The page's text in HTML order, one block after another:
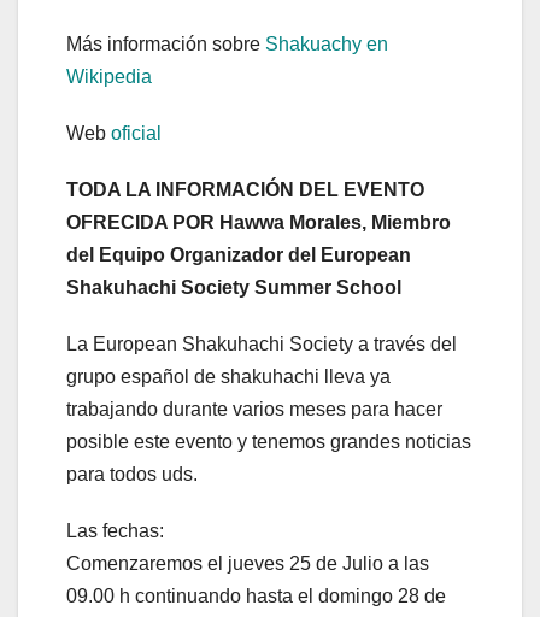
Más información sobre Shakuachy en
Wikipedia
Web oficial
TODA LA INFORMACIÓN DEL EVENTO
OFRECIDA POR Hawwa Morales, Miembro
del Equipo Organizador del European
Shakuhachi Society Summer School
La European Shakuhachi Society a través del
grupo español de shakuhachi lleva ya
trabajando durante varios meses para hacer
posible este evento y tenemos grandes noticias
para todos uds.
Las fechas:
Comenzaremos el jueves 25 de Julio a las
09.00 h continuando hasta el domingo 28 de